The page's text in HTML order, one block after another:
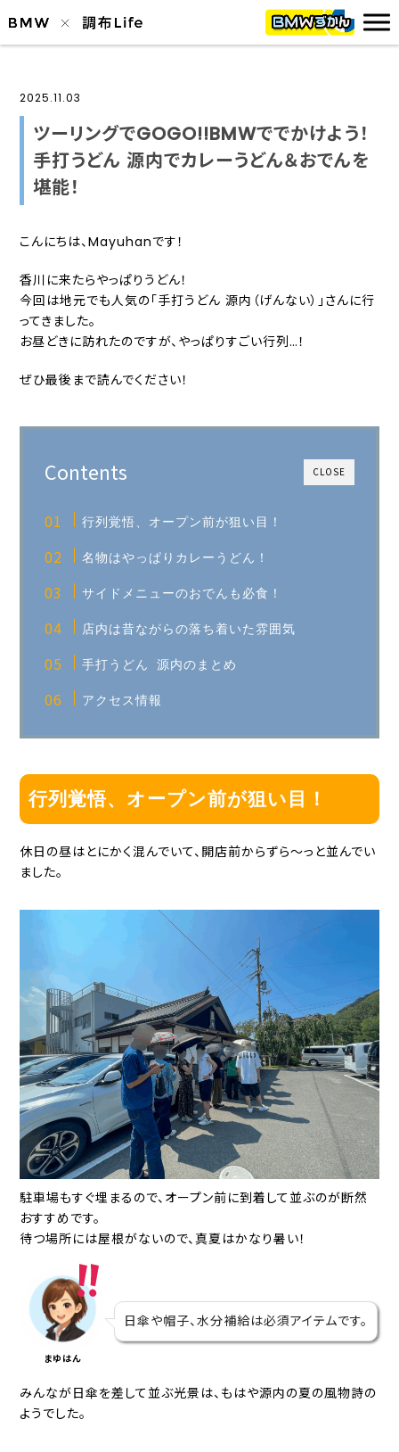
2025.11.03
ツーリングでGOGO!!BMWででかけよう！
手打うどん 源内でカレーうどん＆おでんを
堪能！
こんにちは、Mayuhanです！
香川に来たらやっぱりうどん！
今回は地元でも人気の「手打うどん 源内（げんない）」さんに行
ってきました。
お昼どきに訪れたのですが、やっぱりすごい行列…！
ぜひ最後まで読んでください！
CLOSE
Contents
行列覚悟、オープン前が狙い目！
名物はやっぱりカレーうどん！
サイドメニューのおでんも必食！
店内は昔ながらの落ち着いた雰囲気
手打うどん 源内のまとめ
アクセス情報
行列覚悟、オープン前が狙い目！
休日の昼はとにかく混んでいて、開店前からずら〜っと並んでい
ました。
駐車場もすぐ埋まるので、オープン前に到着して並ぶのが断然
おすすめです。
待つ場所には屋根がないので、真夏はかなり暑い！
まゆはん
日傘や帽子、水分補給は必須アイテムです。
みんなが日傘を差して並ぶ光景は、もはや源内の夏の風物詩の
ようでした。